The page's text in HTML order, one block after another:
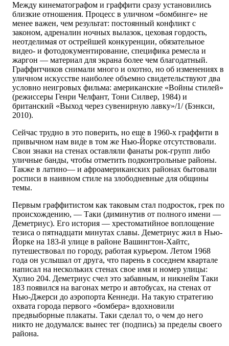
Между кинематографом и граффити сразу установились
близкие отношения. Процесс в уличном «бомбинге» не
менее важен, чем результат: постоянный конфликт с
законом, адреналин ночных вылазок, цеховая гордость,
неотделимая от острейшей конкуренции, обязательное
видео- и фотодокументирование, специфика ремесла и
жаргон — материал для экрана более чем благодатный.
Граффитчиков снимали много и охотно, но об изменениях в
уличном искусстве наиболее объемно свидетельствуют два
условно неигровых фильма: американские «Войны стилей»
(режиссеры Генри Челфант, Тони Силвер, 1984) и
британский «Выход через сувенирную лавку»/1/ (Бэнкси,
2010).
Сейчас трудно в это поверить, но еще в 1960-х граффити в
привычном нам виде в том же Нью-Йорке отсутствовали.
Свои знаки на стенах оставляли фанаты рок-групп либо
уличные банды, чтобы отметить подконтрольные районы.
Также в латино— и афроамериканских районах бытовали
росписи в наивном стиле на злободневные для общины
темы.
Первым граффитистом как таковым стал подросток, грек по
происхождению, — Таки (диминутив от полного имени —
Деметриус). Его история — хрестоматийное воплощение
тезиса о пятнадцати минутах славы. Деметриус жил в Нью-
Йорке на 183-й улице в районе Вашингтон-Хайтс,
путешествовал по городу, работая курьером. Летом 1968
года он услышал от друга, что парень в соседнем квартале
написал на нескольких стенах свое имя и номер улицы:
Хулио 204. Деметриус счел это забавным, и никнейм Таки
183 появился на вагонах метро и автобусах, на стенах от
Нью-Джерси до аэропорта Кеннеди. На такую стратегию
охвата города первого «бомбера» вдохновили
предвыборные плакаты. Таки сделал то, о чем до него
никто не додумался: вынес тег (подпись) за пределы своего
района.